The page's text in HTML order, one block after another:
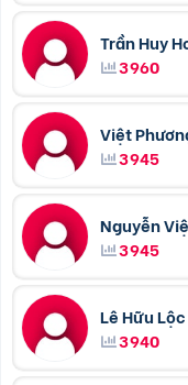
Trần Huy
3960
Việt
3945
Nguyễn
3945
Lê Hữu Lộc
3940